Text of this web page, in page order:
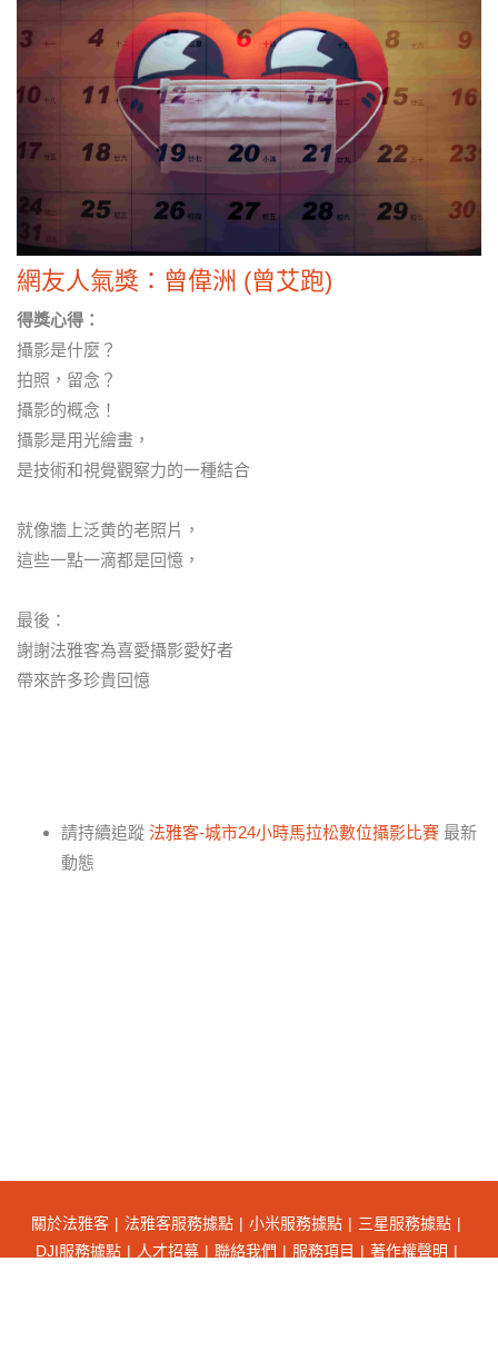
網友人氣獎：曾偉洲 (曾艾跑)
得獎心得：
攝影是什麼？
拍照，留念？
攝影的概念！
攝影是用光繪畫，
是技術和視覺觀察力的一種結合
就像牆上泛黄的老照片，
這些一點一滴都是回憶，
最後：
謝謝法雅客為喜愛攝影愛好者
帶來許多珍貴回憶
請持續追蹤 法雅客-城市24小時馬拉松數位攝影比賽 最新
動態
關於法雅客 法雅客服務據點 小米服務據點
三星服務據點
DJI服務據點
人才招募 聯絡我們 服務項目
著作權聲明